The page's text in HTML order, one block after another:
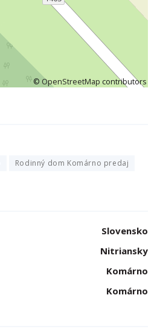
© OpenStreetMap contributors
Rodinný dom Komárno predaj
Slovensko
Nitriansky
Komárno
Komárno